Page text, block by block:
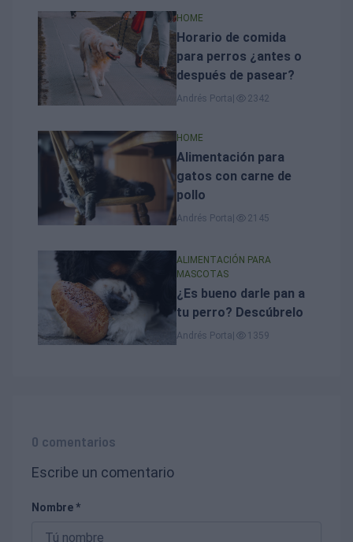
HOME
Horario de comida
para perros ¿antes o
después de pasear?
Andrés Porta 2342
HOME
Alimentación para
gatos con carne de
pollo
Andrés Porta 2145
ALIMENTACIÓN PARA
MASCOTAS
¿Es bueno darle pan a
tu perro? Descúbrelo
Andrés Porta 1359
0 comentarios
Escribe un comentario
Nombre *